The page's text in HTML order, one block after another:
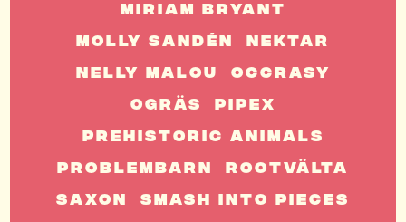
Miriam Bryant
Molly Sandén
Nektar
Nelly Malou
Occrasy
Ogräs
Pipex
PreHistoric Animals
Problembarn
Rootvälta
Saxon
Smash Into Pieces